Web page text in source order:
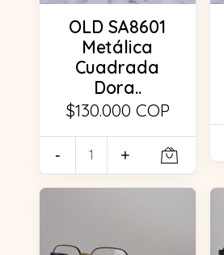
OLD SA8601
Metálica
Cuadrada
Dora..
$130.000 COP
- +